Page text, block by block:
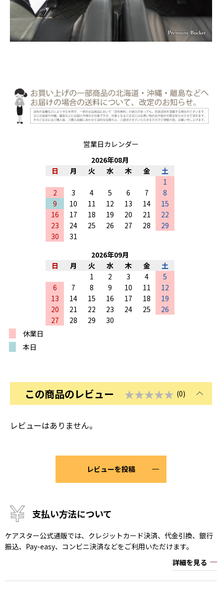
営業日カレンダー
2026年08月
日
月 火 水 木 金
土
1
2
3 4 5 6 7
8
9
10 11 12 13 14
15
16
17 18 19 20 21
22
23
24 25 26 27 28
29
30
31
2026年09月
日
月 火 水 木 金
土
1
2 3 4
5
6
7 8 9 10 11
12
13
14 15 16 17 18
19
20
21 22 23 24 25
26
27
28 29
30
休業日
本日
この商品のレビュー ★★★★★ (0)
レビューはありません。
レビューを投稿
支払い方法について
ケアスター公式通販では、クレジットカード決済、代金引換、銀行
振込、Pay-easy、コンビニ決済などをご利用いただけます。
詳細を見る